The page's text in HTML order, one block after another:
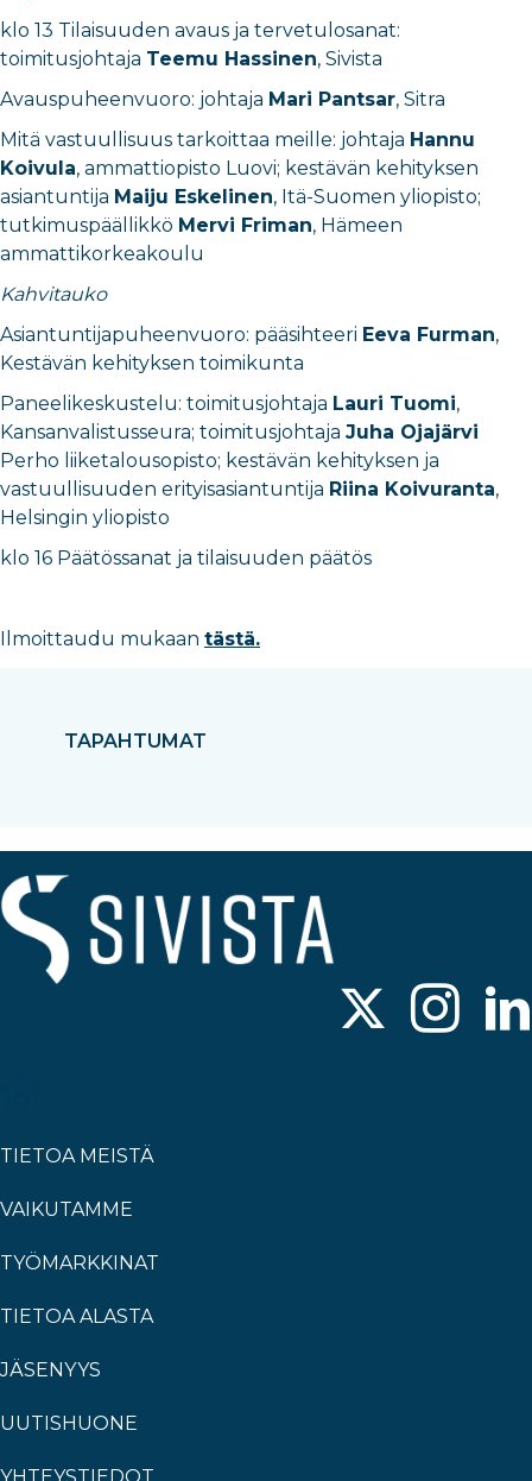
TAPAHTUMAT
klo 13 Tilaisuuden avaus ja tervetulosanat:
toimitusjohtaja Teemu Hassinen, Sivista
Avauspuheenvuoro: johtaja Mari Pantsar, Sitra
Mitä vastuullisuus tarkoittaa meille: johtaja Hannu
Koivula, ammattiopisto Luovi; kestävän kehityksen
asiantuntija Maiju Eskelinen, Itä-Suomen yliopisto;
tutkimuspäällikkö Mervi Friman, Hämeen
ammattikorkeakoulu
Kahvitauko
Asiantuntijapuheenvuoro: pääsihteeri Eeva Furman,
Kestävän kehityksen toimikunta
Paneelikeskustelu: toimitusjohtaja Lauri Tuomi,
Kansanvalistusseura; toimitusjohtaja Juha Ojajärvi
Perho liiketalousopisto; kestävän kehityksen ja
vastuullisuuden erityisasiantuntija Riina Koivuranta,
Helsingin yliopisto
klo 16 Päätössanat ja tilaisuuden päätös
Ilmoittaudu mukaan tästä.
TIETOA MEISTÄ
VAIKUTAMME
TYÖMARKKINAT
TIETOA ALASTA
JÄSENYYS
UUTISHUONE
YHTEYSTIEDOT